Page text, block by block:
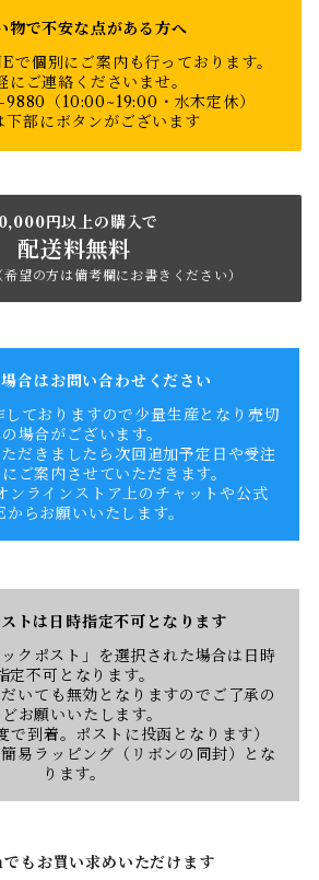
物で不安な点がある方へ
で個別にご案内も行っております。
にご連絡くださいませ。
（10:00~19:00・水木定休）
部にボタンがございます
円以上の購入で
配送料無料
望の方は備考欄にお書きください）
合はお問い合わせください
しておりますので少量生産となり売切
場合がございます。
だきましたら次回追加予定日や受注
ご案内させていただきます。
ンラインストア上のチャットや公式
らお願いいたします。
トは日時指定不可となります
クポスト」を選択された場合は日時
定不可となります。
いても無効となりますのでご了承の
お願いいたします。
で到着。ポストに投函となります）
易ラッピング（リボンの同封）とな
ります。
もお買い求めいただけます